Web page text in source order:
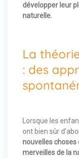
développer leur
naturelle.
La
: des
Lorsque les
ont bien sûr
nouvelles choses
merveilles de la